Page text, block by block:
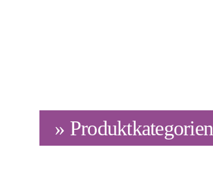
» Produktkategorien